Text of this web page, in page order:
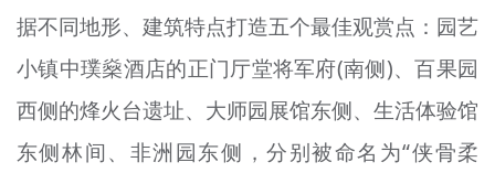
据不同地形、建筑特点打造五个最佳观赏点：园艺
小镇中璞燊酒店的正门厅堂将军府(南侧)、百果园
西侧的烽火台遗址、大师园展馆东侧、生活体验馆
东侧林间、非洲园东侧，分别被命名为“侠骨柔